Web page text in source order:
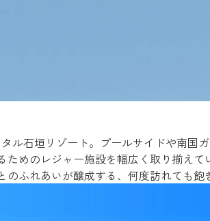
石垣リゾート。プールサイドや南国
めのレジャー施設を幅広く取り揃え
ふれあいが醸成する、何度訪れても